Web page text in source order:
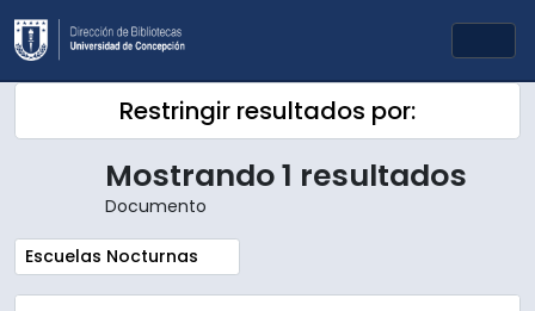
Skip to main content
Restringir resultados por:
Mostrando 1 resultados
Documento
Remove filter:
Escuelas Nocturnas